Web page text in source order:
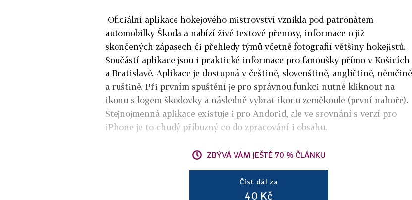
Oficiální aplikace hokejového mistrovství vznikla pod patronátem
automobilky Škoda a nabízí živé textové přenosy, informace o již
skončených zápasech či přehledy týmů včetně fotografií většiny hokejistů.
Součástí aplikace jsou i praktické informace pro fanoušky přímo v Košicích
a Bratislavě. Aplikace je dostupná v češtině, slovenštině, angličtině, němčině
a ruštině. Při prvním spuštění je pro správnou funkci nutné kliknout na
ikonu s logem škodovky a následně vybrat ikonu zeměkoule (první nahoře).
Stejnojmenná aplikace existuje i pro Andorid, ale ve srovnání s verzí pro
iPhone je to chudý příbuzný co do zpracování i obsahu.
ZBÝVÁ VÁM JEŠTĚ 70 % ČLÁNKU
Číst dál za
40 Kč